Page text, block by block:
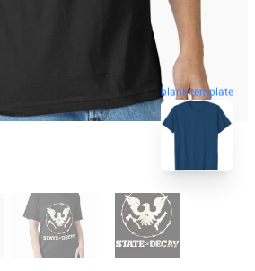
blank template